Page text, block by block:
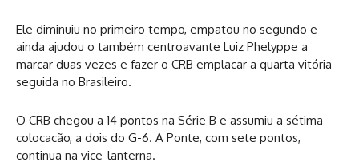
Ele diminuiu no primeiro tempo, empatou no segundo e
ainda ajudou o também centroavante Luiz Phelyppe a
marcar duas vezes e fazer o CRB emplacar a quarta vitória
seguida no Brasileiro.
O CRB chegou a 14 pontos na Série B e assumiu a sétima
colocação, a dois do G-6. A Ponte, com sete pontos,
continua na vice-lanterna.